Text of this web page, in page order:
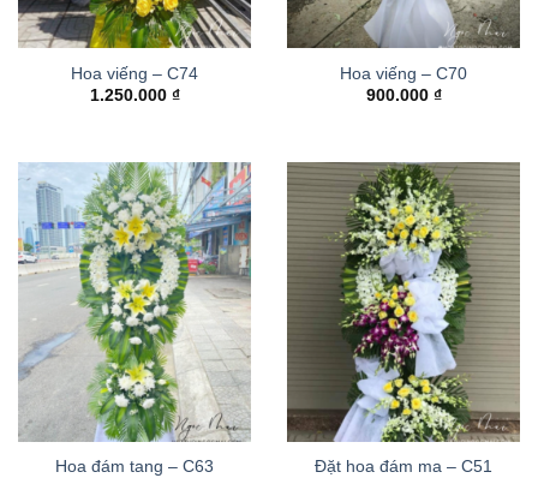
Hoa viếng – C74
1.250.000 ₫
Hoa viếng – C70
900.000 ₫
Hoa đám tang – C63
Đặt hoa đám ma – C51